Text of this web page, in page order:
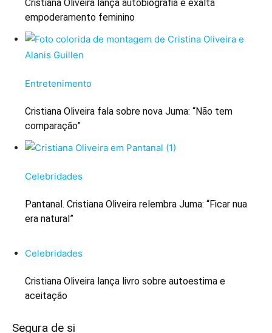
Cristiana Oliveira lança autobiografia e exalta
empoderamento feminino
Entretenimento
Cristiana Oliveira fala sobre nova Juma: “Não tem
comparação”
Celebridades
Pantanal. Cristiana Oliveira relembra Juma: “Ficar nua
era natural”
Celebridades
Cristiana Oliveira lança livro sobre autoestima e
aceitação
Segura de si